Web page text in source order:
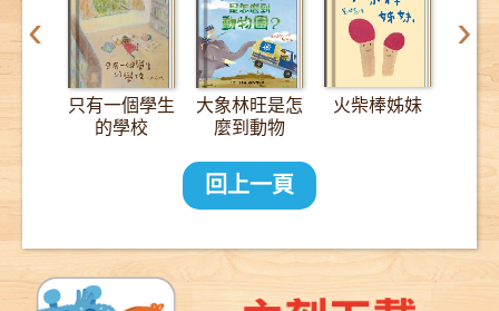
‹ ›
只有一個學生
的學校
大象林旺是怎
麼到動物
2000公里的
長征
火柴棒姊妹
回上一頁